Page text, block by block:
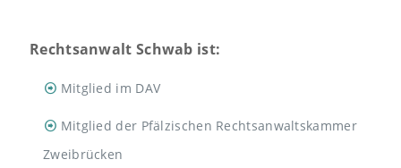
Rechtsanwalt Schwab ist:
Mitglied im DAV
Mitglied der Pfälzischen Rechtsanwaltskammer
Zweibrücken